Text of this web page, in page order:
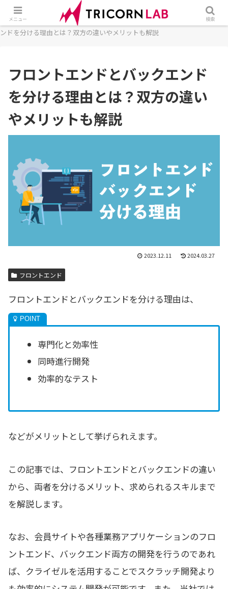
ホーム フロントエンド
フロントエンドとバックエ
ンドを分ける理由とは？双方の違いやメリットも解説
フロントエンドとバックエンド
を分ける理由とは？双方の違い
やメリットも解説
2023.12.11 2024.03.27
フロントエンド
フロントエンドとバックエンドを分ける理由は、
専門化と効率性
同時進行開発
効率的なテスト
などがメリットとして挙げられえます。
この記事では、フロントエンドとバックエンドの違い
から、両者を分けるメリット、求められるスキルまで
を解説します。
なお、会員サイトや各種業務アプリケーションのフロ
ントエンド、バックエンド両方の開発を行うのであれ
ば、クライゼルを活用することでスクラッチ開発より
メニュー 検索